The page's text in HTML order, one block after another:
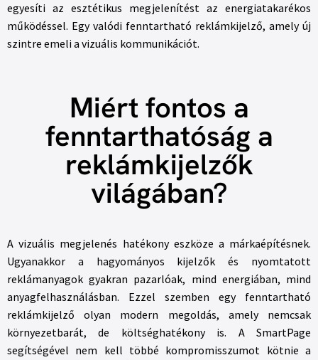
egyesíti az esztétikus megjelenítést az energiatakarékos
működéssel. Egy valódi fenntartható reklámkijelző, amely új
szintre emeli a vizuális kommunikációt.
Miért fontos a
fenntarthatóság a
reklámkijelzők
világában?
A vizuális megjelenés hatékony eszköze a márkaépítésnek.
Ugyanakkor a hagyományos kijelzők és nyomtatott
reklámanyagok gyakran pazarlóak, mind energiában, mind
anyagfelhasználásban. Ezzel szemben egy fenntartható
reklámkijelző olyan modern megoldás, amely nemcsak
környezetbarát, de költséghatékony is. A SmartPage
segítségével nem kell többé kompromisszumot kötnie a